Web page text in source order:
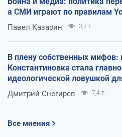
а СМИ играют по правилам
Павел Казарин 3,7 т.
В плену собственных мифов:
Константиновка стала
идеологической ловушкой
оккупантов
Дмитрий Снегирев 7,4 т.
Все мнения